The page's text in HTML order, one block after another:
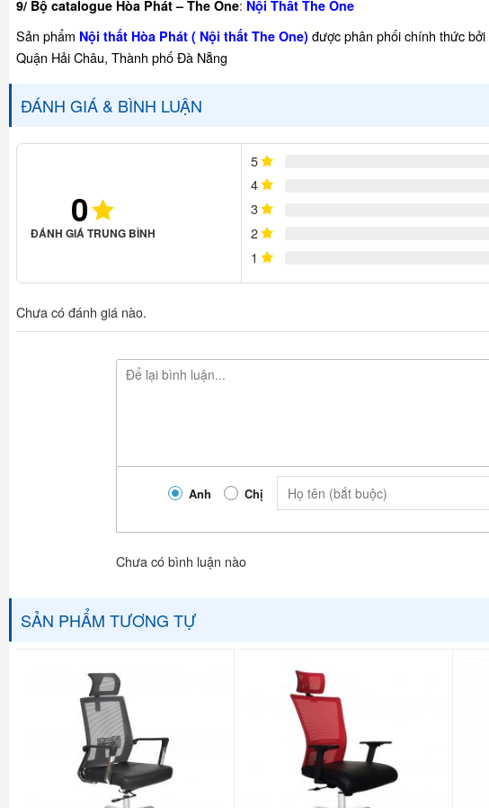
9/ Bộ catalogue Hòa Phát – The One: Nội Thất The One
Sản phẩm Nội thất Hòa Phát ( Nội thất The One) được phân phối chính thức bởi
Quận Hải Châu, Thành phố Đà Nẵng
ĐÁNH GIÁ & BÌNH LUẬN
0
ĐÁNH GIÁ TRUNG BÌNH
5
4
3
2
1
Chưa có đánh giá nào.
Anh Chị
Chưa có bình luận nào
SẢN PHẨM TƯƠNG TỰ